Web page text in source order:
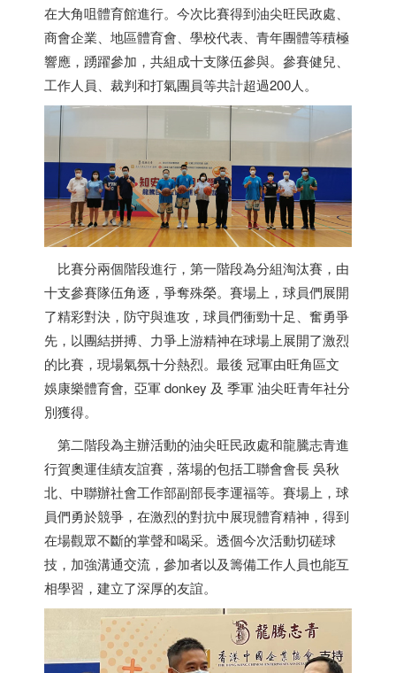
在大角咀體育館進行。今次比賽得到油尖旺民政處、
商會企業、地區體育會、學校代表、青年團體等積極
響應，踴躍參加，共組成十支隊伍參與。參賽健兒、
工作人員、裁判和打氣團員等共計超過200人。
比賽分兩個階段進行，第一階段為分組淘汰賽，由
十支參賽隊伍角逐，爭奪殊榮。賽場上，球員們展開
了精彩對決，防守與進攻，球員們衝勁十足、奮勇爭
先，以團結拼搏、力爭上游精神在球場上展開了激烈
的比賽，現場氣氛十分熱烈。最後 冠軍由旺角區文
娛康樂體育會, 亞軍 donkey 及 季軍 油尖旺青年社分
別獲得。
第二階段為主辦活動的油尖旺民政處和龍騰志青進
行賀奧運佳績友誼賽，落場的包括工聯會會長 吳秋
北、中聯辦社會工作部副部長李運福等。賽場上，球
員們勇於競爭，在激烈的對抗中展現體育精神，得到
在場觀眾不斷的掌聲和喝采。透個今次活動切磋球
技，加強溝通交流，參加者以及籌備工作人員也能互
相學習，建立了深厚的友誼。